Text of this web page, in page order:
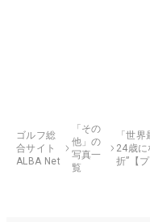
ゴルフ総
合サイト
ALBA Net
「その
他」の
写真一
覧
「世
24歳
折”【